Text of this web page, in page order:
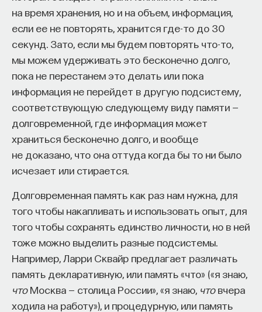
на время хранения, но и на объем, информация,
если ее не повторять, хранится где-то до 30
секунд. Зато, если мы будем повторять что-то,
мы можем удерживать это бесконечно долго,
пока не перестанем это делать или пока
информация не перейдет в другую подсистему,
соответствующую следующему виду памяти —
долговременной, где информация может
храниться бесконечно долго, и вообще
не доказано, что она оттуда когда бы то ни было
исчезает или стирается.
Долговременная память как раз нам нужна, для
того чтобы накапливать и использовать опыт, для
того чтобы сохранять единство личности, но в ней
тоже можно выделить разные подсистемы.
Например, Ларри Сквайр предлагает различать
память декларативную, или память «что» («я знаю,
чтоМосква — столица России», «я знаю, чтовчера
ходила на работу»), и процедурную, или память